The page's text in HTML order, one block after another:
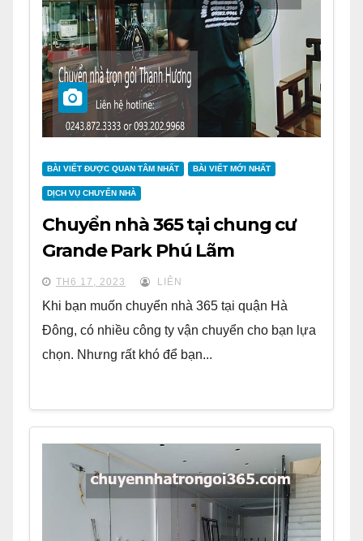
BÀI VIẾT ĐƯỢC QUAN TÂM NHẤT BÀI VIẾT MỚI NHẤT
DỊCH VỤ CHUYỂN NHÀ
Chuyển nhà 365 tại chung cư
Grande Park Phú Lãm
TH6 17, 2023 LIÊN
Khi bạn muốn chuyển nhà 365 tại quận Hà
Đông, có nhiều công ty vận chuyển cho bạn lựa
chọn. Nhưng rất khó để bạn...